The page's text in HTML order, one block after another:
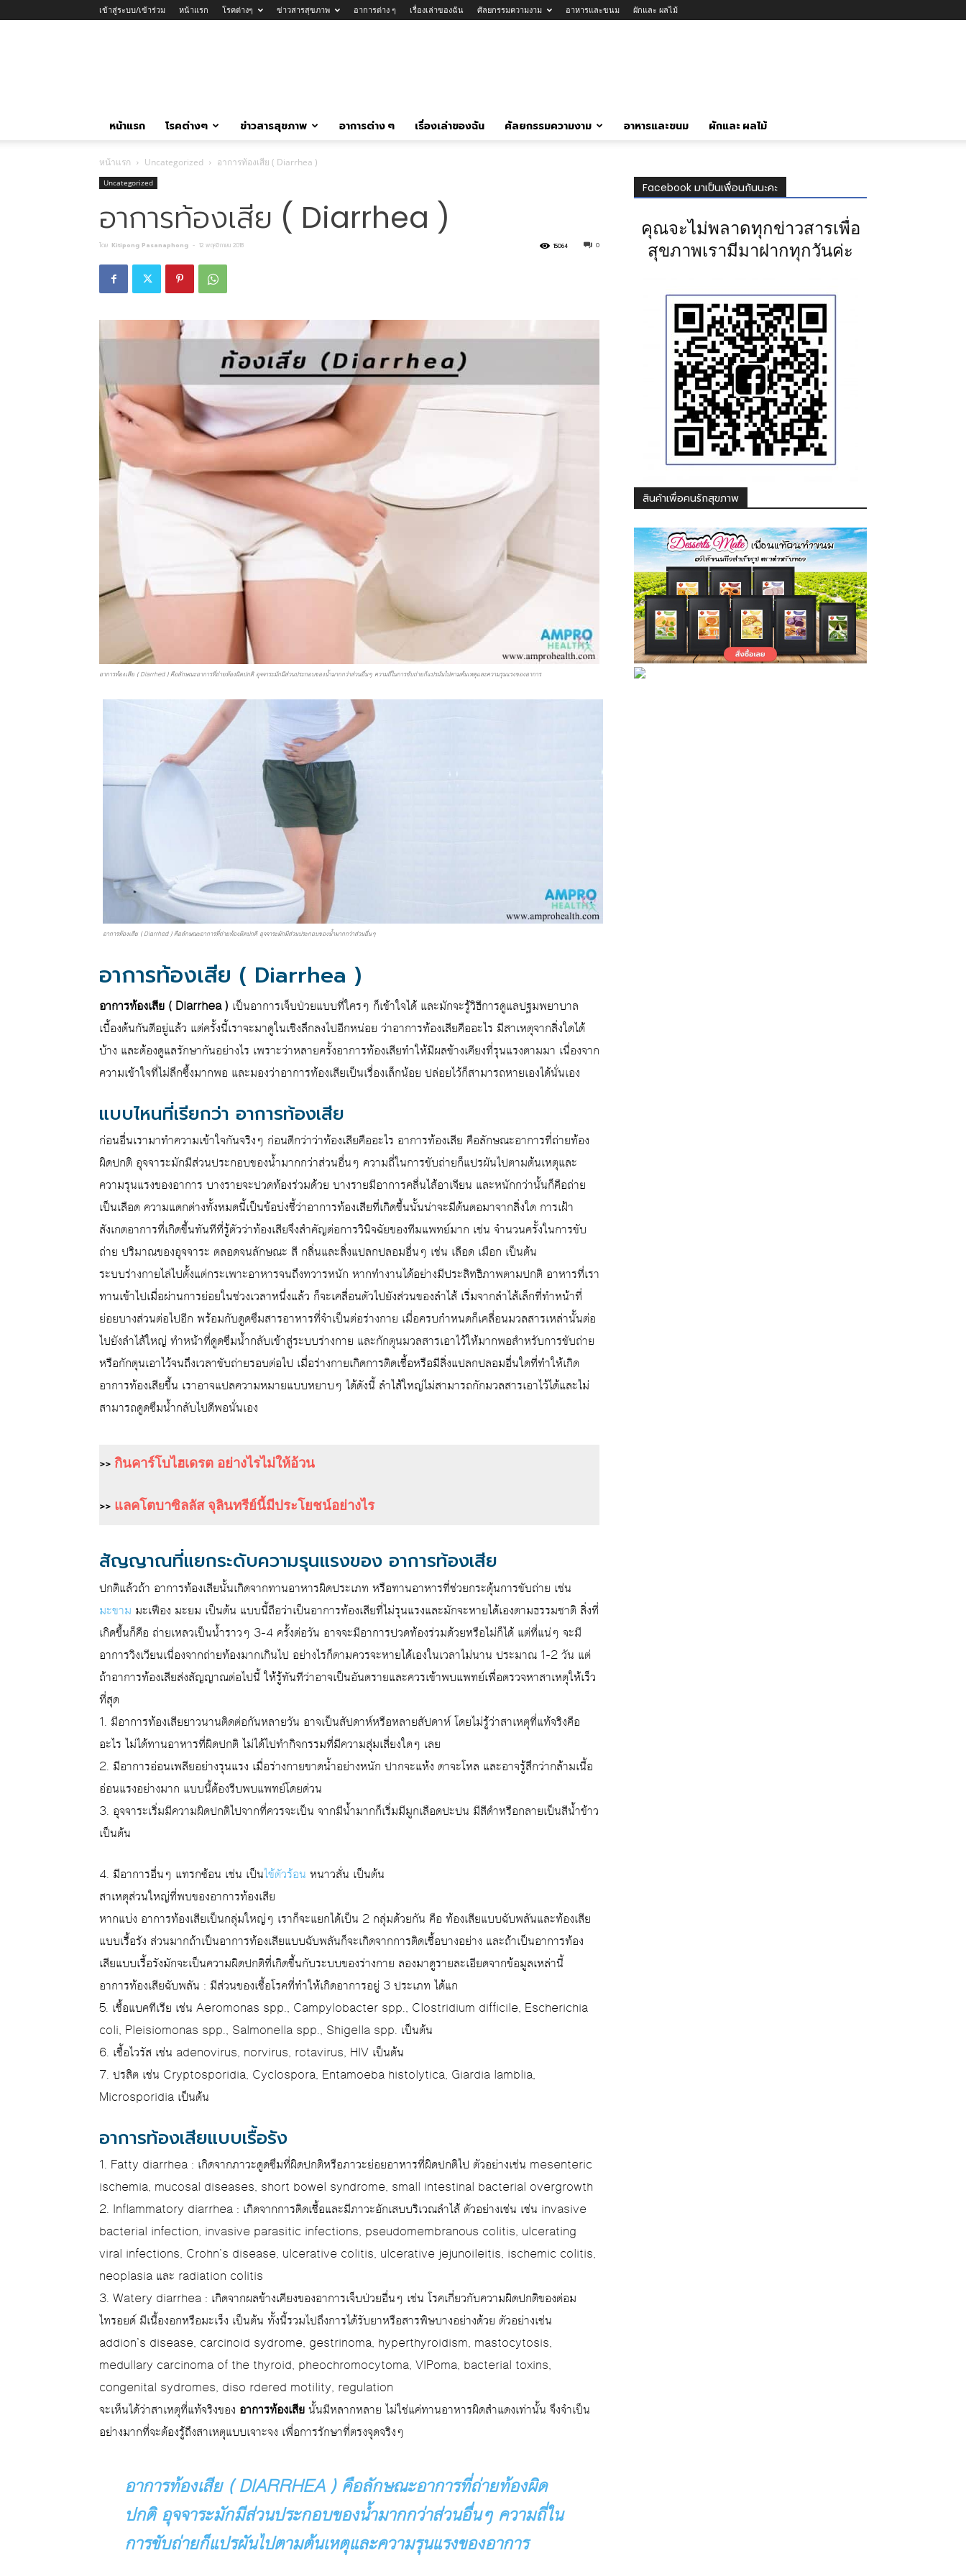
เข้าสู่ระบบ/เข้าร่วม หน้าแรก โรคต่างๆ ข่าวสารสุขภาพ อาการต่าง ๆ เรื่องเล่าของฉัน ศัลยกรรมความงาม อาหารและขนม ผักและ ผลไม้
หน้าแรก โรคต่างๆ ข่าวสารสุขภาพ อาการต่าง ๆ เรื่องเล่าของฉัน ศัลยกรรมความงาม อาหารและขนม ผักและ ผลไม้
หน้าแรก Uncategorized อาการท้องเสีย ( Diarrhea )
Uncategorized
อาการท้องเสีย ( Diarrhea )
โดย Kitipong Pasanaphong - 12 พฤศจิกายน 2018 0
15064
อาการท้องเสีย ( Diarrhed ) คือลักษณะอาการที่ถ่ายท้องผิดปกติ อุจจาระมักมีส่วนประกอบของน้ำมากกว่าส่วนอื่นๆ ความถี่ในการขับถ่ายก็แปรผันไปตามต้นเหตุและความรุนแรงของอาการ
อาการท้องเสีย ( Diarrhed ) คือลักษณะอาการที่ถ่ายท้องผิดปกติ อุจจาระมักมีส่วนประกอบของน้ำมากกว่าส่วนอื่นๆ
อาการท้องเสีย ( Diarrhea )
อาการท้องเสีย ( Diarrhea ) เป็นอาการเจ็บป่วยแบบที่ใครๆ ก็เข้าใจได้ และมักจะรู้วิธีการดูแลปฐมพยาบาล
เบื้องต้นกันดีอยู่แล้ว แต่ครั้งนี้เราจะมาดูในเชิงลึกลงไปอีกหน่อย ว่าอาการท้องเสียคืออะไร มีสาเหตุจากสิ่งใดได้
บ้าง และต้องดูแลรักษากันอย่างไร เพราะว่าหลายครั้งอาการท้องเสียทำให้มีผลข้างเคียงที่รุนแรงตามมา เนื่องจาก
ความเข้าใจที่ไม่ลึกซึ้งมากพอ และมองว่าอาการท้องเสียเป็นเรื่องเล็กน้อย ปล่อยไว้ก็สามารถหายเองได้นั่นเอง
แบบไหนที่เรียกว่า อาการท้องเสีย
ก่อนอื่นเรามาทำความเข้าใจกันจริงๆ ก่อนดีกว่าว่าท้องเสียคืออะไร อาการท้องเสีย คือลักษณะอาการที่ถ่ายท้อง
ผิดปกติ อุจจาระมักมีส่วนประกอบของน้ำมากกว่าส่วนอื่นๆ ความถี่ในการขับถ่ายก็แปรผันไปตามต้นเหตุและ
ความรุนแรงของอาการ บางรายจะปวดท้องร่วมด้วย บางรายมีอาการคลื่นไส้อาเจียน และหนักกว่านั้นก็คือถ่าย
เป็นเลือด ความแตกต่างทั้งหมดนี้เป็นข้อบ่งชี้ว่าอาการท้องเสียที่เกิดขึ้นนั้นน่าจะมีต้นตอมาจากสิ่งใด การเฝ้า
สังเกตอาการที่เกิดขึ้นทันทีที่รู้ตัวว่าท้องเสียจึงสำคัญต่อการวินิจฉัยของทีมแพทย์มาก เช่น จำนวนครั้งในการขับ
ถ่าย ปริมาณของอุจจาระ ตลอดจนลักษณะ สี กลิ่นและสิ่งแปลกปลอมอื่นๆ เช่น เลือด เมือก เป็นต้น
ระบบร่างกายไล่ไปตั้งแต่กระเพาะอาหารจนถึงทวารหนัก หากทำงานได้อย่างมีประสิทธิภาพตามปกติ อาหารที่เรา
ทานเข้าไปเมื่อผ่านการย่อยในช่วงเวลาหนึ่งแล้ว ก็จะเคลื่อนตัวไปยังส่วนของลำไส้ เริ่มจากลำไส้เล็กที่ทำหน้าที่
ย่อยบางส่วนต่อไปอีก พร้อมกับดูดซึมสารอาหารที่จำเป็นต่อร่างกาย เมื่อครบกำหนดก็เคลื่อนมวลสารเหล่านั้นต่อ
ไปยังลำไส้ใหญ่ ทำหน้าที่ดูดซึมน้ำกลับเข้าสู่ระบบร่างกาย และกักตุนมวลสารเอาไว้ให้มากพอสำหรับการขับถ่าย
หรือกักตุนเอาไว้จนถึงเวลาขับถ่ายรอบต่อไป เมื่อร่างกายเกิดการติดเชื้อหรือมีสิ่งแปลกปลอมอื่นใดที่ทำให้เกิด
อาการท้องเสียขึ้น เราอาจแปลความหมายแบบหยาบๆ ได้ดังนี้ ลำไส้ใหญ่ไม่สามารถกักมวลสารเอาไว้ได้และไม่
สามารถดูดซึมน้ำกลับไปดีพอนั่นเอง
>> กินคาร์โบไฮเดรต อย่างไรไม่ให้อ้วน
>> แลคโตบาซิลลัส จุลินทรีย์นี้มีประโยชน์อย่างไร
สัญญาณที่แยกระดับความรุนแรงของ อาการท้องเสีย
ปกติแล้วถ้า อาการท้องเสียนั้นเกิดจากทานอาหารผิดประเภท หรือทานอาหารที่ช่วยกระตุ้นการขับถ่าย เช่น
มะขาม มะเฟือง มะยม เป็นต้น แบบนี้ถือว่าเป็นอาการท้องเสียที่ไม่รุนแรงและมักจะหายได้เองตามธรรมชาติ สิ่งที่
เกิดขึ้นก็คือ ถ่ายเหลวเป็นน้ำราวๆ 3-4 ครั้งต่อวัน อาจจะมีอาการปวดท้องร่วมด้วยหรือไม่ก็ได้ แต่ที่แน่ๆ จะมี
อาการวิงเวียนเนื่องจากถ่ายท้องมากเกินไป อย่างไรก็ตามควรจะหายได้เองในเวลาไม่นาน ประมาณ 1-2 วัน แต่
ถ้าอาการท้องเสียส่งสัญญาณต่อไปนี้ ให้รู้ทันทีว่าอาจเป็นอันตรายและควรเข้าพบแพทย์เพื่อตรวจหาสาเหตุให้เร็ว
ที่สุด
1. มีอาการท้องเสียยาวนานติดต่อกันหลายวัน อาจเป็นสัปดาห์หรือหลายสัปดาห์ โดยไม่รู้ว่าสาเหตุที่แท้จริงคือ
อะไร ไม่ได้ทานอาหารที่ผิดปกติ ไม่ได้ไปทำกิจกรรมที่มีความสุ่มเสี่ยงใดๆ เลย
2. มีอาการอ่อนเพลียอย่างรุนแรง เมื่อร่างกายขาดน้ำอย่างหนัก ปากจะแห้ง ตาจะโหล และอาจรู้สึกว่ากล้ามเนื้อ
อ่อนแรงอย่างมาก แบบนี้ต้องรีบพบแพทย์โดยด่วน
3. อุจจาระเริ่มมีความผิดปกติไปจากที่ควรจะเป็น จากมีน้ำมากก็เริ่มมีมูกเลือดปะปน มีสีดำหรือกลายเป็นสีน้ำข้าว
เป็นต้น
4. มีอาการอื่นๆ แทรกซ้อน เช่น เป็นไข้ตัวร้อน หนาวสั่น เป็นต้น
สาเหตุส่วนใหญ่ที่พบของอาการท้องเสีย
หากแบ่ง อาการท้องเสียเป็นกลุ่มใหญ่ๆ เราก็จะแยกได้เป็น 2 กลุ่มด้วยกัน คือ ท้องเสียแบบฉับพลันและท้องเสีย
แบบเรื้อรัง ส่วนมากถ้าเป็นอาการท้องเสียแบบฉับพลันก็จะเกิดจากการติดเชื้อบางอย่าง และถ้าเป็นอาการท้อง
เสียแบบเรื้อรังมักจะเป็นความผิดปกติที่เกิดขึ้นกับระบบของร่างกาย ลองมาดูรายละเอียดจากข้อมูลเหล่านี้
อาการท้องเสียฉับพลัน : มีส่วนของเชื้อโรคที่ทำให้เกิดอาการอยู่ 3 ประเภท ได้แก
5. เชื้อแบคทีเรีย เช่น Aeromonas spp., Campylobacter spp., Clostridium difficile, Escherichia
coli, Pleisiomonas spp., Salmonella spp., Shigella spp. เป็นต้น
6. เชื้อไวรัส เช่น adenovirus, norvirus, rotavirus, HIV เป็นต้น
7. ปรสิต เช่น Cryptosporidia, Cyclospora, Entamoeba histolytica, Giardia lamblia,
Microsporidia เป็นต้น
อาการท้องเสียแบบเรื้อรัง
1. Fatty diarrhea : เกิดจากภาวะดูดซึมที่ผิดปกติหรือภาวะย่อยอาหารที่ผิดปกติไป ตัวอย่างเช่น mesenteric
ischemia, mucosal diseases, short bowel syndrome, small intestinal bacterial overgrowth
2. Inflammatory diarrhea : เกิดจากการติดเชื้อและมีภาวะอักเสบบริเวณลำไส้ ตัวอย่างเช่น เช่น invasive
bacterial infection, invasive parasitic infections, pseudomembranous colitis, ulcerating
viral infections, Crohn’s disease, ulcerative colitis, ulcerative jejunoileitis, ischemic colitis,
neoplasia และ radiation colitis
3. Watery diarrhea : เกิดจากผลข้างเคียงของอาการเจ็บป่วยอื่นๆ เช่น โรคเกี่ยวกับความผิดปกติของต่อม
ไทรอยด์ มีเนื้องอกหรือมะเร็ง เป็นต้น ทั้งนี้รวมไปถึงการได้รับยาหรือสารพิษบางอย่างด้วย ตัวอย่างเช่น
addion’s disease, carcinoid sydrome, gestrinoma, hyperthyroidism, mastocytosis,
medullary carcinoma of the thyroid, pheochromocytoma, VIPoma, bacterial toxins,
congenital sydromes, diso rdered motility, regulation
จะเห็นได้ว่าสาเหตุที่แท้จริงของ อาการท้องเสียนั้นมีหลากหลาย ไม่ใช่แค่ทานอาหารผิดสำแดงเท่านั้น จึงจำเป็น
อย่างมากที่จะต้องรู้ถึงสาเหตุแบบเจาะจง เพื่อการรักษาที่ตรงจุดจริงๆ
อาการท้องเสีย (DIARRHEA) คือลักษณะอาการที่ถ่ายท้องผิด
ปกติ อุจจาระมักมีส่วนประกอบของน้ำมากกว่าส่วนอื่นๆ ความถี่ใน
การขับถ่ายก็แปรผันไปตามต้นเหตุและความรุนแรงของอาการ
Facebook มาเป็นเพื่อนกันนะคะ
คุณจะไม่พลาดทุกข่าวสารเพื่อ
สุขภาพเรามีมาฝากทุกวันค่ะ
สินค้าเพื่อคนรักสุขภาพ